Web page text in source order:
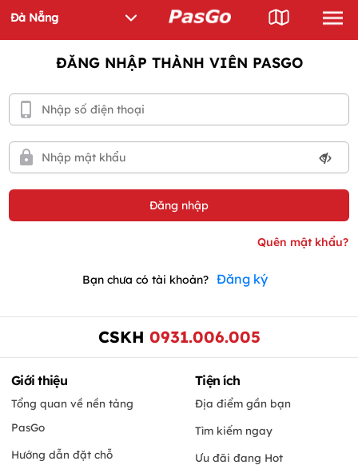
ĐĂNG NHẬP THÀNH VIÊN PASGO
Bạn chưa có tài khoản? Đăng ký
CSKH 0931.006.005
Giới thiệu
Tổng quan về nền tảng
PasGo
Hướng dẫn đặt chỗ
Tiện ích
Địa điểm gần bạn
Tìm kiếm ngay
Ưu đãi đang Hot